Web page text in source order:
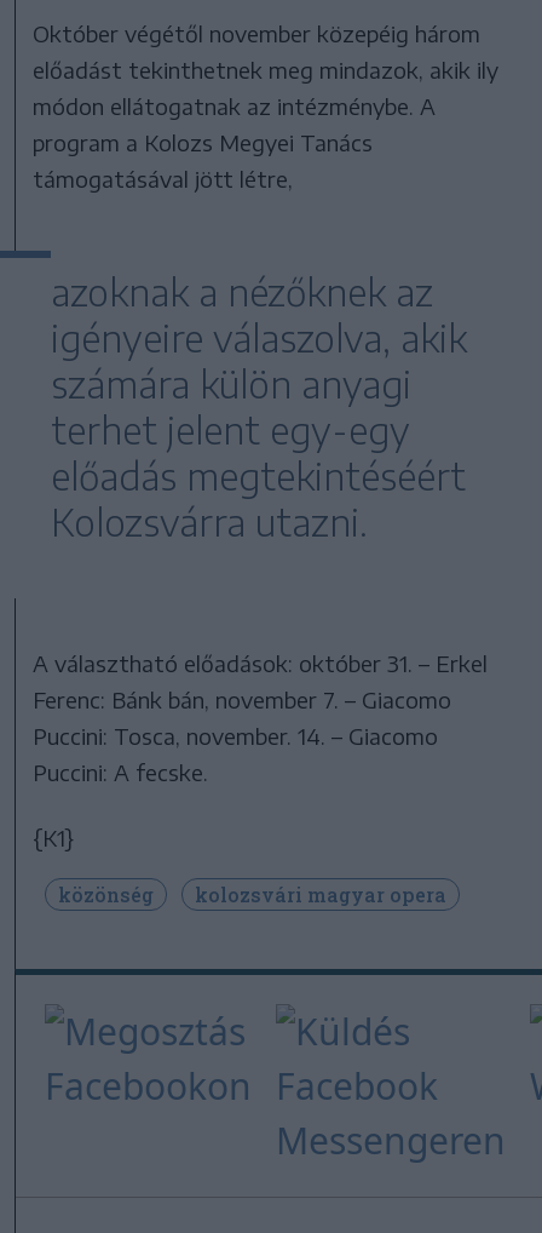
Október végétől november közepéig három
előadást tekinthetnek meg mindazok, akik ily
módon ellátogatnak az intézménybe. A
program a Kolozs Megyei Tanács
támogatásával jött létre,
azoknak a nézőknek az
igényeire válaszolva, akik
számára külön anyagi
terhet jelent egy-egy
előadás megtekintéséért
Kolozsvárra utazni.
A választható előadások: október 31. – Erkel
Ferenc: Bánk bán, november 7. – Giacomo
Puccini: Tosca, november. 14. – Giacomo
Puccini: A fecske.
{K1}
közönség kolozsvári magyar opera